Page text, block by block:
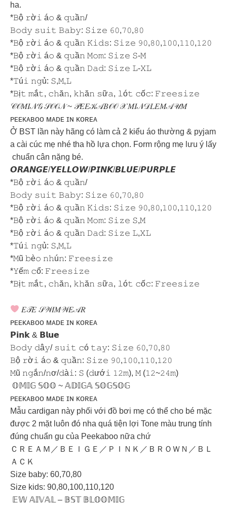
ha.
*𝙱ộ 𝚛ờ𝚒 á𝚘 & 𝚚𝚞ầ𝚗/
𝙱𝚘𝚍𝚢 𝚜𝚞𝚒𝚝 𝙱𝚊𝚋𝚢: 𝚂𝚒𝚣𝚎 𝟼𝟶,𝟽𝟶,𝟾𝟶
*𝙱ộ 𝚛ờ𝚒 á𝚘 & 𝚚𝚞ầ𝚗 𝙺𝚒𝚍𝚜: 𝚂𝚒𝚣𝚎 𝟿𝟶,𝟾𝟶,𝟷𝟶𝟶,𝟷𝟷𝟶,𝟷𝟸𝟶
*𝙱ộ 𝚛ờ𝚒 á𝚘 & 𝚚𝚞ầ𝚗 𝙼𝚘𝚖: 𝚂𝚒𝚣𝚎 𝚂-𝙼
*𝙱ộ 𝚛ờ𝚒 á𝚘 & 𝚚𝚞ầ𝚗 𝙳𝚊𝚍: 𝚂𝚒𝚣𝚎 𝙻-𝚇𝙻
*𝚃ú𝚒 𝚗𝚐ủ: 𝚂,𝙼,𝙻
*𝙱ị𝚝 𝚖ắ𝚝, 𝚌𝚑ă𝚗, 𝚔𝚑ă𝚗 𝚜ữ𝚊, 𝚕ó𝚝 𝚌ố𝚌: 𝙵𝚛𝚎𝚎𝚜𝚒𝚣𝚎
𝒞𝒪𝑀𝐼𝒩𝒢 𝒮𝒪𝒪𝒩 ~ 𝒫𝐸𝐸𝒦𝒜𝐵𝒪𝒪 𝒳 𝑀𝐼𝒩𝒟𝐿𝐸𝑀𝒜𝒰𝑀
ᴘᴇᴇᴋᴀʙᴏᴏ ᴍᴀᴅᴇ ɪɴ ᴋᴏʀᴇᴀ
Ở BST lần này hãng có làm cả 2 kiểu áo thường & pyjam
a cài cúc mẹ nhé tha hồ lựa chọn. Form rộng mẹ lưu ý lấy
chuẩn cân nặng bé.
𝙊𝙍𝘼𝙉𝙂𝙀/𝙔𝙀𝙇𝙇𝙊𝙒/𝙋𝙄𝙉𝙆/𝘽𝙇𝙐𝙀/𝙋𝙐𝙍𝙋𝙇𝙀
*𝙱ộ 𝚛ờ𝚒 á𝚘 & 𝚚𝚞ầ𝚗/
𝙱𝚘𝚍𝚢 𝚜𝚞𝚒𝚝 𝙱𝚊𝚋𝚢: 𝚂𝚒𝚣𝚎 𝟼𝟶,𝟽𝟶,𝟾𝟶
*𝙱ộ 𝚛ờ𝚒 á𝚘 & 𝚚𝚞ầ𝚗 𝙺𝚒𝚍𝚜: 𝚂𝚒𝚣𝚎 𝟿𝟶,𝟾𝟶,𝟷𝟶𝟶,𝟷𝟷𝟶,𝟷𝟸𝟶
*𝙱ộ 𝚛ờ𝚒 á𝚘 & 𝚚𝚞ầ𝚗 𝙼𝚘𝚖: 𝚂𝚒𝚣𝚎 𝚂,𝙼
*𝙱ộ 𝚛ờ𝚒 á𝚘 & 𝚚𝚞ầ𝚗 𝙳𝚊𝚍: 𝚂𝚒𝚣𝚎 𝙻,𝚇𝙻
*𝚃ú𝚒 𝚗𝚐ủ: 𝚂,𝙼,𝙻
*𝙼ũ 𝚋è𝚘 𝚗𝚑ú𝚗: 𝙵𝚛𝚎𝚎𝚜𝚒𝚣𝚎
*𝚈ế𝚖 𝚌ổ: 𝙵𝚛𝚎𝚎𝚜𝚒𝚣𝚎
*𝙱ị𝚝 𝚖ắ𝚝, 𝚌𝚑ă𝚗, 𝚔𝚑ă𝚗 𝚜ữ𝚊, 𝚕ó𝚝 𝚌ố𝚌: 𝙵𝚛𝚎𝚎𝚜𝚒𝚣𝚎
𝐸𝒯𝐸 𝒮𝒲𝐼𝑀𝒲𝐸𝒜𝑅
ᴘᴇᴇᴋᴀʙᴏᴏ ᴍᴀᴅᴇ ɪɴ ᴋᴏʀᴇᴀ
𝗣𝗶𝗻𝗸 & 𝗕𝗹𝘂𝗲
𝙱𝚘𝚍𝚢 𝚍â𝚢/ 𝚜𝚞𝚒𝚝 𝚌ó 𝚝𝚊𝚢: 𝚂𝚒𝚣𝚎 𝟼𝟶,𝟽𝟶,𝟾𝟶
𝙱ộ 𝚛ờ𝚒 á𝚘 & 𝚚𝚞ầ𝚗: 𝚂𝚒𝚣𝚎 𝟿𝟶,𝟷𝟶𝟶,𝟷𝟷𝟶,𝟷𝟸𝟶
𝙼ũ 𝚗𝚐ắ𝚗/𝚗ơ/𝚍à𝚒: 𝚂 (𝚍ướ𝚒 𝟷𝟸𝚖), 𝙼 (𝟷𝟸~𝟸𝟺𝚖)
𝕆𝕄𝕀𝔾 𝕊𝕆𝕆 ~ 𝔸𝔻𝕀𝔾𝔸 𝕊𝕆𝔾𝕊𝕆𝔾
ᴘᴇᴇᴋᴀʙᴏᴏ ᴍᴀᴅᴇ ɪɴ ᴋᴏʀᴇᴀ
Mẫu cardigan này phối với đồ bơi mẹ có thể cho bé mặc
được 2 mặt luôn đó nha quá tiện lợi Tone màu trung tính
đúng chuẩn gu của Peekaboo nữa chứ
ＣＲＥＡＭ／ＢＥＩＧＥ／ＰＩＮＫ／ＢＲＯＷＮ／ＢＬ
ＡＣＫ
Size baby: 60,70,80
Size kids: 90,80,100,110,120
𝔼𝕎 𝔸𝕀𝕍𝔸𝕃 – 𝔹𝕊𝕋 𝔹𝕃𝕆𝕆𝕄𝕀𝔾